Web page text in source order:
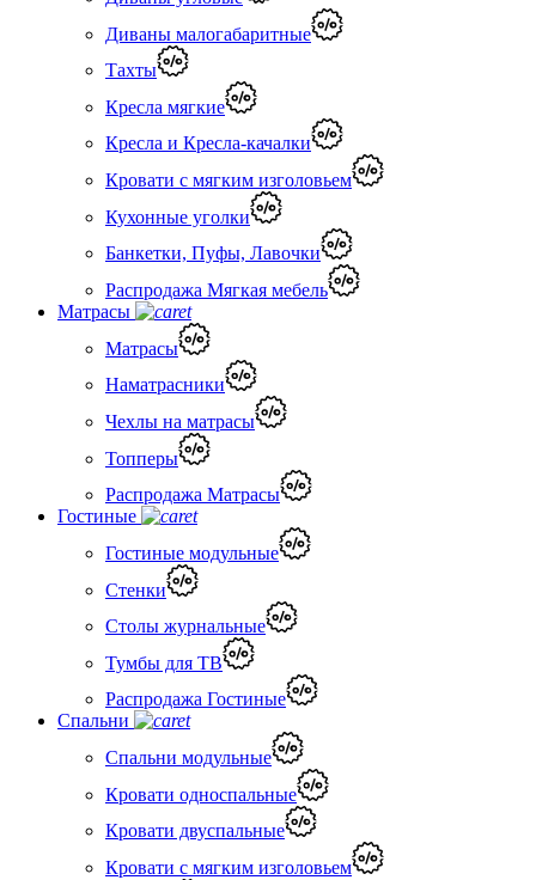
Диваны малогабаритные
Тахты
Кресла мягкие
Кресла и Кресла-качалки
Кровати с мягким изголовьем
Кухонные уголки
Банкетки, Пуфы, Лавочки
Распродажа Мягкая мебель
Матрасы
Матрасы
Наматрасники
Чехлы на матрасы
Топперы
Распродажа Матрасы
Гостиные
Гостиные модульные
Стенки
Столы журнальные
Тумбы для ТВ
Распродажа Гостиные
Спальни
Спальни модульные
Кровати односпальные
Кровати двуспальные
Кровати с мягким изголовьем